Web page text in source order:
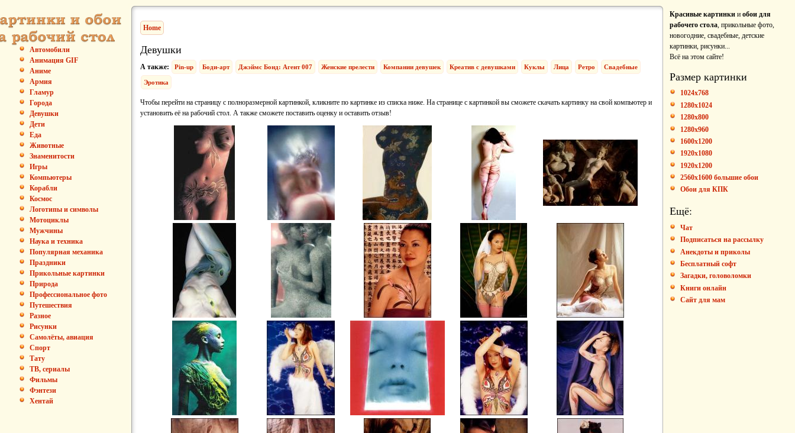
Автомобили
Анимация GIF
Аниме
Армия
Гламур
Города
Девушки
Дети
Еда
Животные
Знаменитости
Игры
Компьютеры
Корабли
Космос
Логотипы и символы
Мотоциклы
Мужчины
Наука и техника
Популярная механика
Праздники
Прикольные картинки
Природа
Профессиональное фото
Путешествия
Разное
Рисунки
Самолёты, авиация
Спорт
Тату
ТВ, сериалы
Фильмы
Фэнтези
Хентай
Home
Девушки
А также: Pin-up Боди-арт Джэймс Бонд: Агент 007 Женские прелести Компании девушек Креатив с девушками Куклы Лица Ретро Свадебные
Эротика
Чтобы перейти на страницу с полноразмерной картинкой, кликните по картинке из списка ниже. На странице с картинкой вы сможете скачать картинку на свой компьютер и
установить её на рабочий стол. А также сможете поставить оценку и оставить отзыв!
Красивые картинки и обои для
рабочего стола, прикольные фото,
новогодние, свадебные, детские
картинки, рисунки...
Всё на этом сайте!
Размер картинки
1024x768
1280x1024
1280x800
1280x960
1600x1200
1920x1080
1920x1200
2560x1600 большие обои
Обои для КПК
Ещё:
Чат
Подписаться на рассылку
Анекдоты и приколы
Бесплатный софт
Загадки, головоломки
Книги онлайн
Сайт для мам